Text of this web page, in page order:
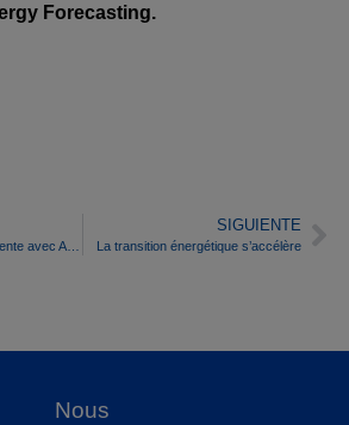
Forecasting.
SIGUIENTE
La transition énergétique s’accélère
Nous